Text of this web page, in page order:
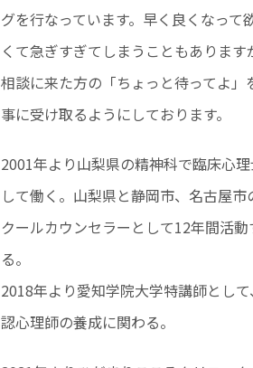
グを行なっています。早く良くなって
くて急ぎすぎてしまうこともあります
相談に来た方の「ちょっと待ってよ」
事に受け取るようにしております。
2001年より山梨県の精神科で臨床心理
して働く。山梨県と静岡市、名古屋市
クールカウンセラーとして12年間活動
る。
2018年より愛知学院大学特講師として
認心理師の養成に関わる。